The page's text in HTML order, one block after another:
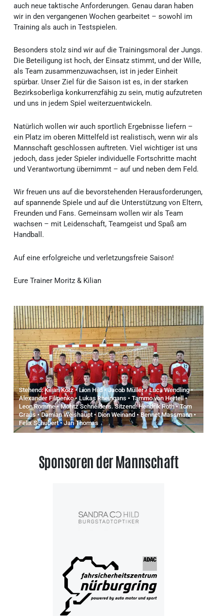
auch neue taktische Anforderungen. Genau daran haben
wir in den vergangenen Wochen gearbeitet – sowohl im
Training als auch in Testspielen.
Besonders stolz sind wir auf die Trainingsmoral der Jungs.
Die Beteiligung ist hoch, der Einsatz stimmt, und der Wille,
als Team zusammenzuwachsen, ist in jeder Einheit
spürbar. Unser Ziel für die Saison ist es, in der starken
Bezirksoberliga konkurrenzfähig zu sein, mutig aufzutreten
und uns in jedem Spiel weiterzuentwickeln.
Natürlich wollen wir auch sportlich Ergebnisse liefern –
ein Platz im oberen Mittelfeld ist realistisch, wenn wir als
Mannschaft geschlossen auftreten. Viel wichtiger ist uns
jedoch, dass jeder Spieler individuelle Fortschritte macht
und Verantwortung übernimmt – auf und neben dem Feld.
Wir freuen uns auf die bevorstehenden Herausforderungen,
auf spannende Spiele und auf die Unterstützung von Eltern,
Freunden und Fans. Gemeinsam wollen wir als Team
wachsen – mit Leidenschaft, Teamgeist und Spaß am
Handball.
Auf eine erfolgreiche und verletzungsfreie Saison!
Eure Trainer Moritz & Kilian
Stehend: Kilian Kötz • Lion Hild • Jacob Müller • Luca Wendling •
Alexander Filipenko • Lukas Rheingans • Tammo von Hertell •
Leon Romme • Moritz Schneiders. Sitzend: Hendrik Roth • Tom
Graus • Damian Weishaupt • Dion Weinand • Bennet Massmann •
Felix Schubert • Jan Thomas
Sponsoren der Mannschaft